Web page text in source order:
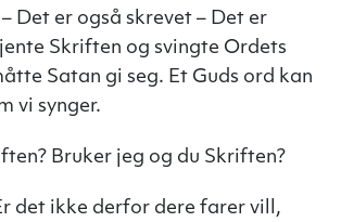
Det er også skrevet – Det er
Skriften og svingte Ordets
Satan gi seg. Et Guds ord kan
vi synger.
Bruker jeg og du Skriften?
det ikke derfor dere farer vill,